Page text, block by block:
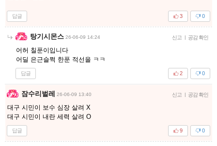
답글 0
3
탕기시몬스 26-06-09 14:24 신고 | 공감 확인
어허 칠푼이입니다
어딜 은근슬쩍 한푼 적선을 ㅋㅋ
답글 0
2
잠수리벌레 26-06-09 13:40 신고 | 공감 확인
대구 시민이 보수 심장 살려 X
대구 시민이 내란 세력 살려 O
답글 0
9